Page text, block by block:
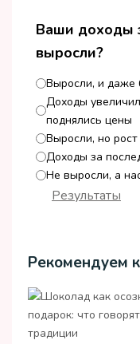
Ваши доходы
выросли?
Выросли, и даже
Доходы
поднялись цены
Выросли, но
Доходы за
Не выросли, а
Результаты
Рекомендуем